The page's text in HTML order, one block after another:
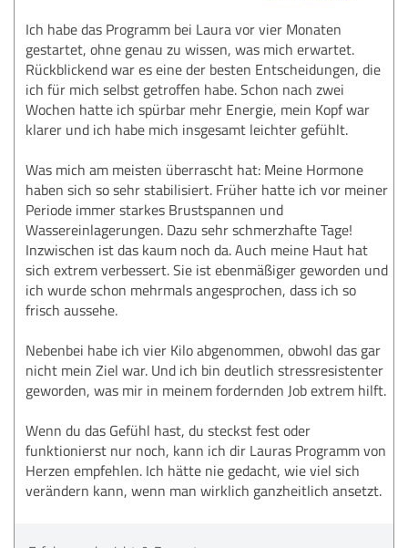
Ich habe das Programm bei Laura vor vier Monaten
gestartet, ohne genau zu wissen, was mich erwartet.
Rückblickend war es eine der besten Entscheidungen, die
ich für mich selbst getroffen habe. Schon nach zwei
Wochen hatte ich spürbar mehr Energie, mein Kopf war
klarer und ich habe mich insgesamt leichter gefühlt.
Was mich am meisten überrascht hat: Meine Hormone
haben sich so sehr stabilisiert. Früher hatte ich vor meiner
Periode immer starkes Brustspannen und
Wassereinlagerungen. Dazu sehr schmerzhafte Tage!
Inzwischen ist das kaum noch da. Auch meine Haut hat
sich extrem verbessert. Sie ist ebenmäßiger geworden und
ich wurde schon mehrmals angesprochen, dass ich so
frisch aussehe.
Nebenbei habe ich vier Kilo abgenommen, obwohl das gar
nicht mein Ziel war. Und ich bin deutlich stressresistenter
geworden, was mir in meinem fordernden Job extrem hilft.
Wenn du das Gefühl hast, du steckst fest oder
funktionierst nur noch, kann ich dir Lauras Programm von
Herzen empfehlen. Ich hätte nie gedacht, wie viel sich
verändern kann, wenn man wirklich ganzheitlich ansetzt.